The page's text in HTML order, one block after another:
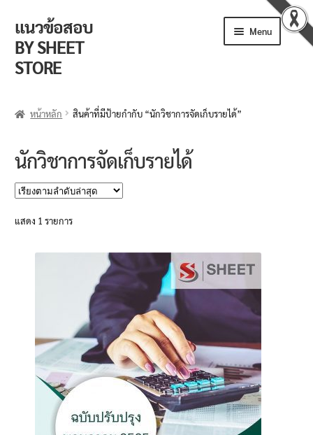
Skip
to
navigation
Skip
to
content
แนวข้อสอบ
BY SHEET
STORE
Menu
วิธีการสั่งซื้อ
แจ้งชำระเงิน
ข่าวเปิดสอบงานราชการ
นโยบายคืนสินค้าและการจัดส่ง​
คำถามที่พบบ่อย
หน้าหลัก สินค้าที่มีป้ายกำกับ “นักวิชาการจัดเก็บรายได้”
นักวิชาการจัดเก็บรายได้
แสดง 1 รายการ